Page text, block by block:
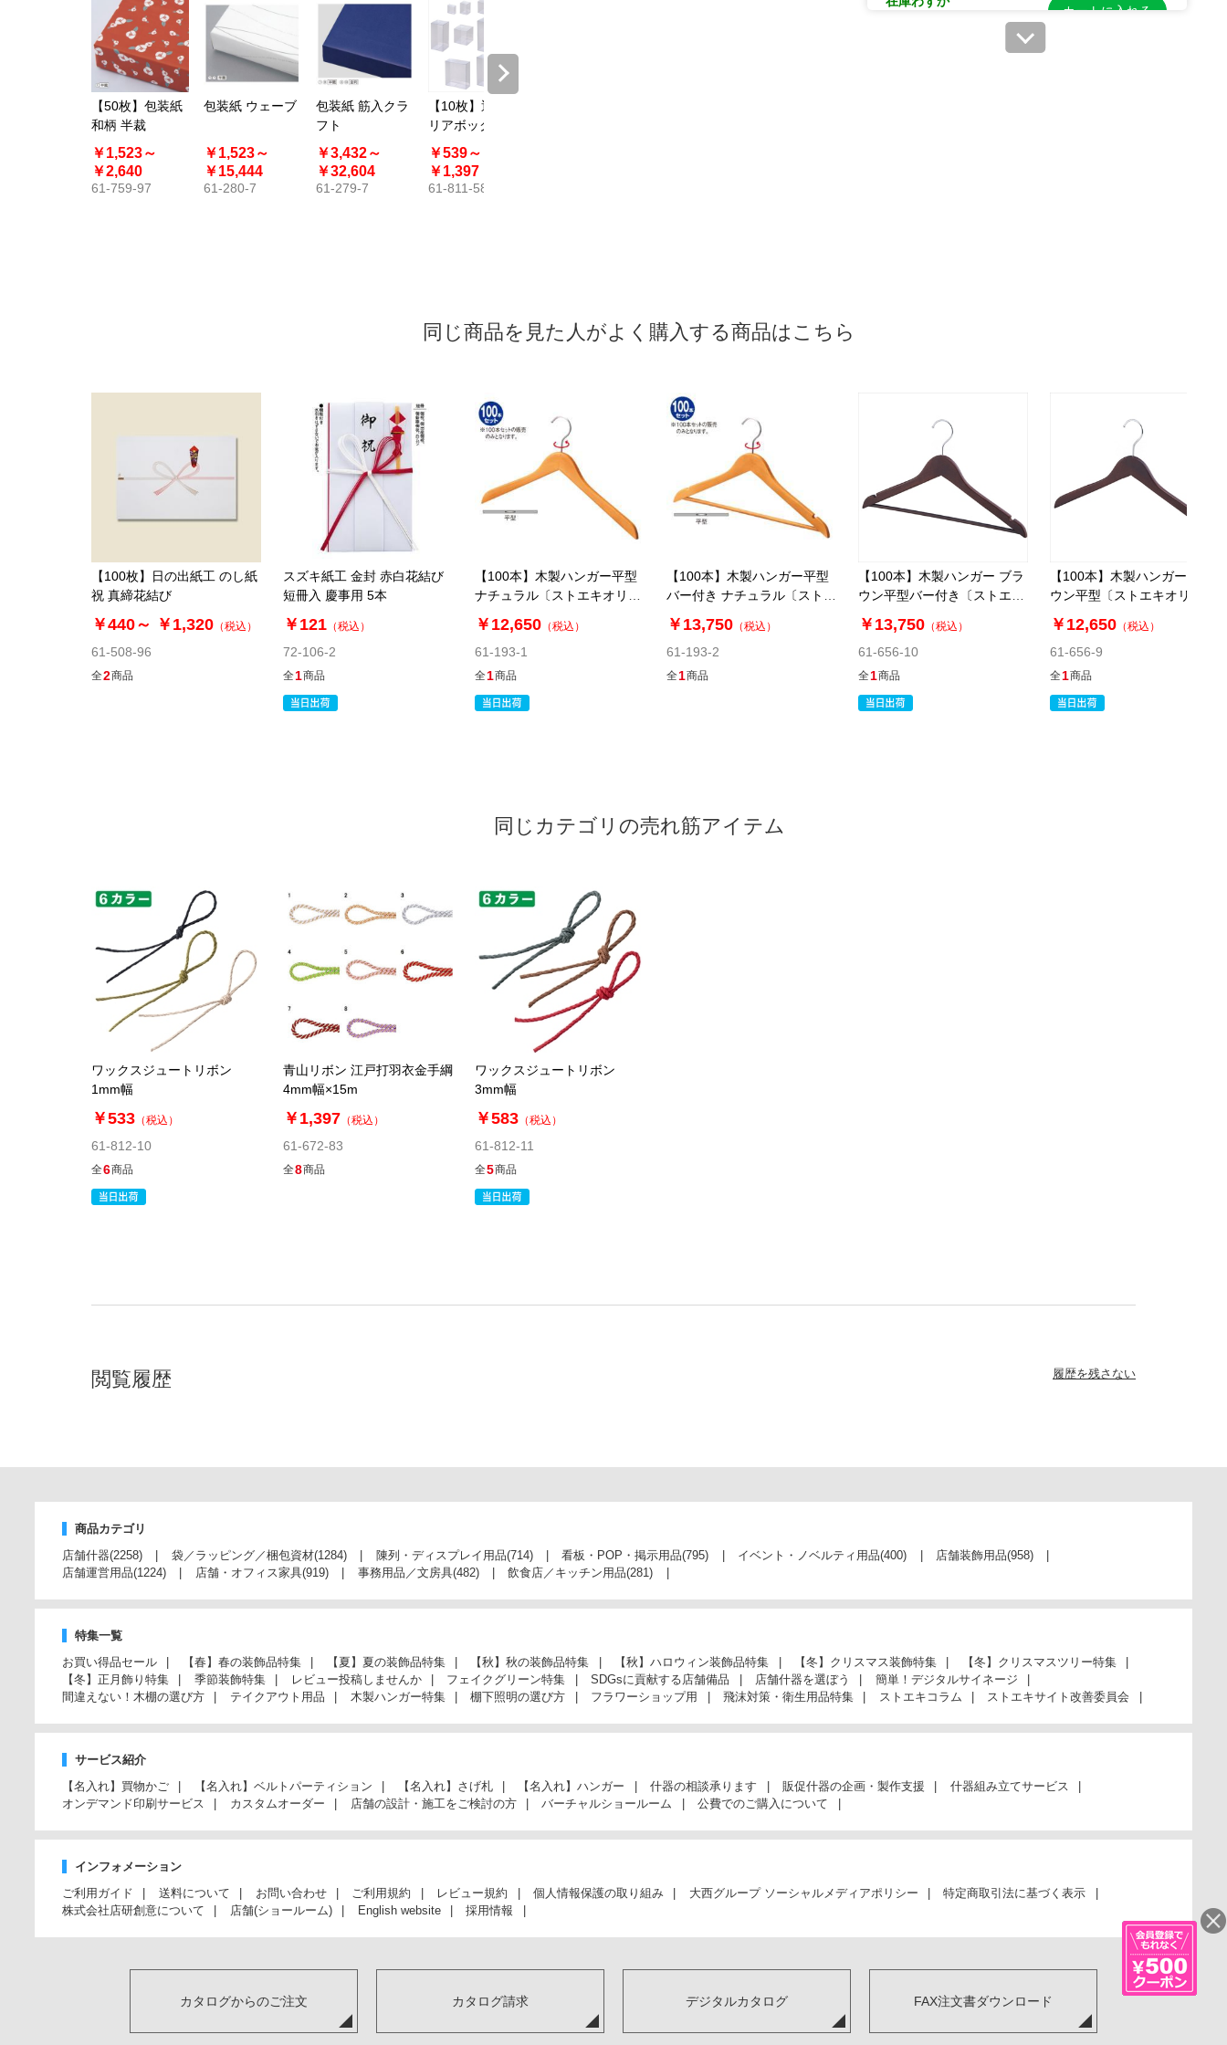
【50枚】包装紙
和柄 半裁
￥1,523～
￥2,640
61-759-97
包装紙 ウェーブ
￥1,523～
￥15,444
61-280-7
包装紙 筋入クラ
フト
￥3,432～
￥32,604
61-279-7
【10枚】透明ク
リアボックス
PETクリアケー
ス ワンタッチ組
立式〔ストエキ
￥539～
￥1,397
61-811-58
カートに入れる
同じ商品を見た人がよく購入する商品はこちら
【100枚】日の出紙工 のし紙
祝 真締花結び
￥440～ ￥1,320 （税込）
61-508-96
全2商品
スズキ紙工 金封 赤白花結び
短冊入 慶事用 5本
￥121 （税込）
72-106-2
全1商品
【100本】木製ハンガー平型
ナチュラル〔ストエキオリジ
ナル〕
￥12,650 （税込）
61-193-1
全1商品
【100本】木製ハンガー平型
バー付き ナチュラル〔ストエ
キオリジナル〕
￥13,750 （税込）
61-193-2
全1商品
【100本】木製ハンガー ブラ
ウン平型バー付き〔ストエキ
オリジナル〕
￥13,750 （税込）
61-656-10
全1商品
【100本】木製ハンガー ブラ
ウン平型〔ストエキオリジナ
ル〕
￥12,650 （税込）
61-656-9
全1商品
同じカテゴリの売れ筋アイテム
ワックスジュートリボン
1mm幅
￥533 （税込）
61-812-10
全6商品
青山リボン 江戸打羽衣金手綱
4mm幅×15m
￥1,397 （税込）
61-672-83
全8商品
ワックスジュートリボン
3mm幅
￥583 （税込）
61-812-11
全5商品
閲覧履歴 履歴を残さない
商品カテゴリ
店舗什器(2258) 袋／ラッピング／梱包資材(1284) 陳列・ディスプレイ用品(714) 看板・POP・掲示用品(795) イベント・ノベルティ用品(400) 店舗装飾用品(958)
店舗運営用品(1224) 店舗・オフィス家具(919) 事務用品／文房具(482) 飲食店／キッチン用品(281)
特集一覧
お買い得品セール
【春】春の装飾品特集 【夏】夏の装飾品特集 【秋】秋の装飾品特集 【秋】ハロウィン装飾品特集 【冬】クリスマス装飾特集
【冬】クリスマスツリー特集
【冬】正月飾り特集
季節装飾特集 レビュー投稿しませんか フェイクグリーン特集 SDGsに貢献する店舗備品 店舗什器を選ぼう
簡単！デジタルサイネージ
間違えない！木棚の選び方
テイクアウト用品 木製ハンガー特集 棚下照明の選び方 フラワーショップ用 飛沫対策・衛生用品特集 ストエキコラム ストエキサイト改善委員会
サービス紹介
【名入れ】買物かご
【名入れ】ベルトパーティション 【名入れ】さげ札 【名入れ】ハンガー 什器の相談承ります 販促什器の企画・製作支援
什器組み立てサービス
オンデマンド印刷サービス
カスタムオーダー 店舗の設計・施工をご検討の方 バーチャルショールーム 公費でのご購入について
インフォメーション
ご利用ガイド
送料について お問い合わせ ご利用規約 レビュー規約 個人情報保護の取り組み 大西グループ ソーシャルメディアポリシー
特定商取引法に基づく表示
株式会社店研創意について
店舗(ショールーム) English website 採用情報
カタログからのご注文 カタログ請求 デジタルカタログ FAX注文書ダウンロード